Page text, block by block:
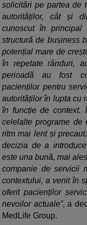
solicitări pe partea de
autorităților, cât și
cunoscut în
structură de business
potențial mare de
în repetate rânduri,
perioadă au fost
pacienților pentru
autorităților în lupta cu
în funcție de context.
celelalte programe de
ritm mai lent și
decizia de a
este una bună, mai
companie de servicii
contextului, a venit în
oferit pacienților
nevoilor actuale”, a
MedLife Group.